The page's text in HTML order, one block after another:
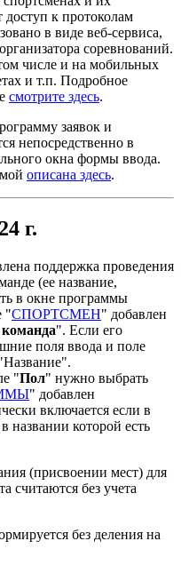
доступ к протоколам
в виде веб-сервиса,
соревнований.
числе и на мобильных
и т.п. Подробное
смотрите здесь.
заявок и
непосредственно в
окна формы ввода.
описана здесь.
г.
поддержка проведения
(ее название,
в окне программы
"СПОРТСМЕН" добавлен
". Если его
поля ввода и поле
"Пол" нужно выбрать
" добавлен
включается если в
в названии которой есть
(присвоении мест) для
считаются без учета
без деления на